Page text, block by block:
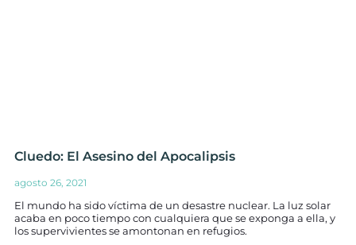
Cluedo: El Asesino del Apocalipsis
agosto 26, 2021
El mundo ha sido víctima de un desastre nuclear. La luz solar
acaba en poco tiempo con cualquiera que se exponga a ella, y
los supervivientes se amontonan en refugios.